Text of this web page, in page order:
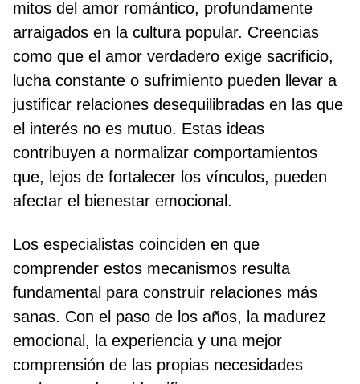
mitos del amor romántico, profundamente
arraigados en la cultura popular. Creencias
como que el amor verdadero exige sacrificio,
lucha constante o sufrimiento pueden llevar a
justificar relaciones desequilibradas en las que
el interés no es mutuo. Estas ideas
contribuyen a normalizar comportamientos
que, lejos de fortalecer los vínculos, pueden
afectar el bienestar emocional.
Los especialistas coinciden en que
comprender estos mecanismos resulta
fundamental para construir relaciones más
sanas. Con el paso de los años, la madurez
emocional, la experiencia y una mejor
comprensión de las propias necesidades